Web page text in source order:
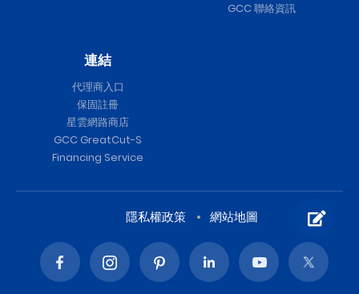
GCC 聯絡資訊
連結
代理商入口
保固註冊
星雲網路商店
GCC GreatCut-S
Financing Service
隱私權政策 網站地圖